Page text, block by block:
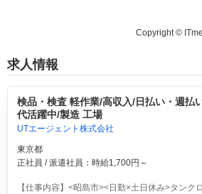
Copyright ©
求人情報
検品・検査 軽作業/高収入/日払い・週払
代活躍中/製造 工場
UTエージェント株式会社
東京都
正社員 / 派遣社員：時給1,700円～
【仕事内容】<昭島市><日勤×土日休み>タンク